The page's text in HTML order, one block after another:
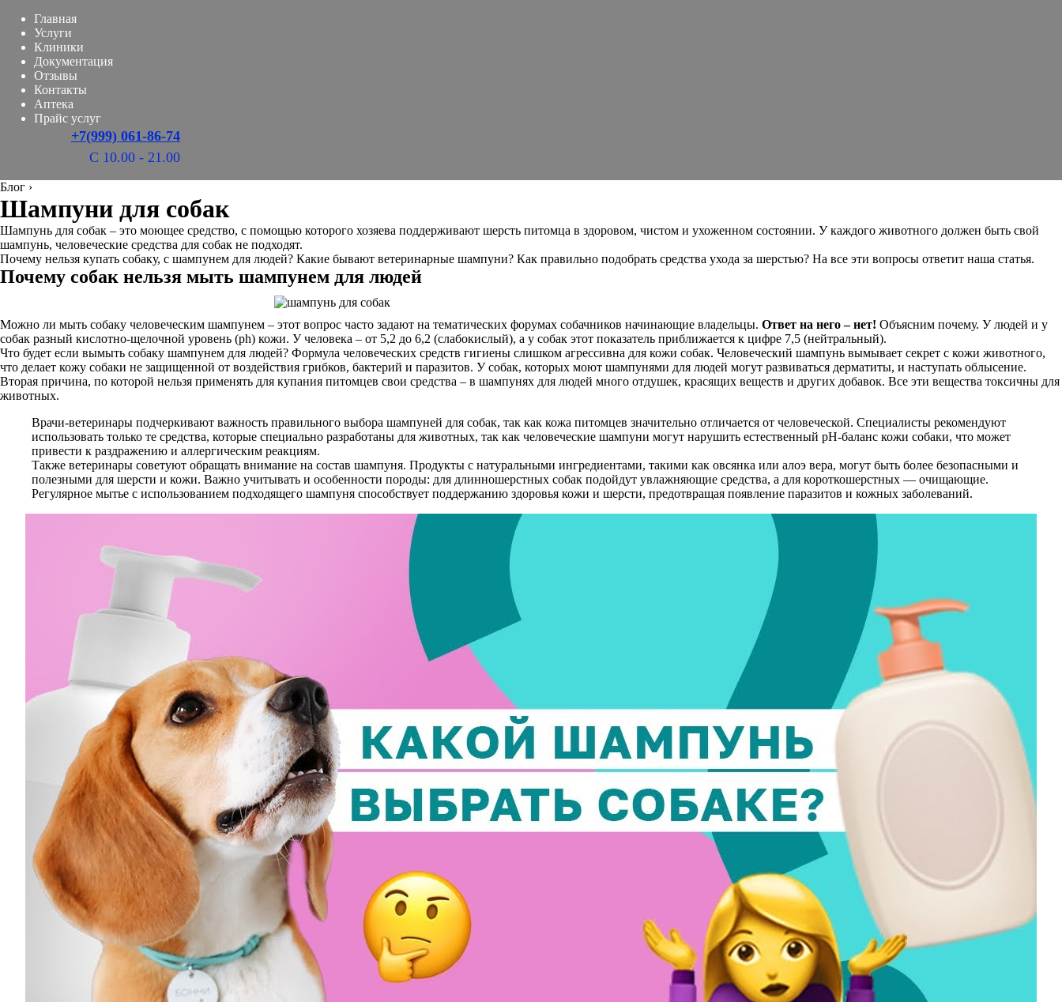
Главная
Услуги
Клиники
Документация
Отзывы
Контакты
Аптека
Прайс услуг
+7(999) 061-86-74
С 10.00 - 21.00
Блог ›
Шампуни для собак
Шампунь для собак – это моющее средство, с помощью которого хозяева поддерживают шерсть питомца в здоровом, чистом и ухоженном состоянии. У каждого животного должен быть свой
шампунь, человеческие средства для собак не подходят.
Почему нельзя купать собаку, с шампунем для людей? Какие бывают ветеринарные шампуни? Как правильно подобрать средства ухода за шерстью? На все эти вопросы ответит наша статья.
Почему собак нельзя мыть шампунем для людей
Можно ли мыть собаку человеческим шампунем – этот вопрос часто задают на тематических форумах собачников начинающие владельцы. Ответ на него – нет! Объясним почему. У людей и у
собак разный кислотно-щелочной уровень (ph) кожи. У человека – от 5,2 до 6,2 (слабокислый), а у собак этот показатель приближается к цифре 7,5 (нейтральный).
Что будет если вымыть собаку шампунем для людей? Формула человеческих средств гигиены слишком агрессивна для кожи собак. Человеческий шампунь вымывает секрет с кожи животного,
что делает кожу собаки не защищенной от воздействия грибков, бактерий и паразитов. У собак, которых моют шампунями для людей могут развиваться дерматиты, и наступать облысение.
Вторая причина, по которой нельзя применять для купания питомцев свои средства – в шампунях для людей много отдушек, красящих веществ и других добавок. Все эти вещества токсичны для
животных.
Врачи-ветеринары подчеркивают важность правильного выбора шампуней для собак, так как кожа питомцев значительно отличается от человеческой. Специалисты рекомендуют
использовать только те средства, которые специально разработаны для животных, так как человеческие шампуни могут нарушить естественный pH-баланс кожи собаки, что может
привести к раздражению и аллергическим реакциям.
Также ветеринары советуют обращать внимание на состав шампуня. Продукты с натуральными ингредиентами, такими как овсянка или алоэ вера, могут быть более безопасными и
полезными для шерсти и кожи. Важно учитывать и особенности породы: для длинношерстных собак подойдут увлажняющие средства, а для короткошерстных — очищающие.
Регулярное мытье с использованием подходящего шампуня способствует поддержанию здоровья кожи и шерсти, предотвращая появление паразитов и кожных заболеваний.